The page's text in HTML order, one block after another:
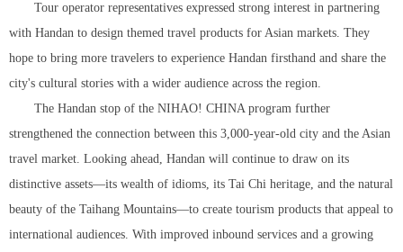
Tour operator representatives expressed strong interest in partnering
with Handan to design themed travel products for Asian markets. They
hope to bring more travelers to experience Handan firsthand and share the
city's cultural stories with a wider audience across the region.
The Handan stop of the NIHAO! CHINA program further
strengthened the connection between this 3,000-year-old city and the Asian
travel market. Looking ahead, Handan will continue to draw on its
distinctive assets—its wealth of idioms, its Tai Chi heritage, and the natural
beauty of the Taihang Mountains—to create tourism products that appeal to
international audiences. With improved inbound services and a growing